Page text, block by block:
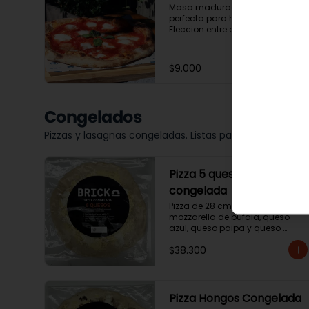
Masa madurada por 72 horas
perfecta para hornear en casa.
Eleccion entre cruda o
$9.000
Congelados
Pizzas y lasagnas congeladas. Listas para terminar en
Pizza 5 quesos
congelada
Pizza de 28 cm con mozzarella,
mozzarella de búfala, queso
azul, queso paipa y queso
$38.300
Pizza Hongos Congelada